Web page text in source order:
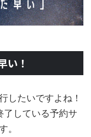
い！
したいですよね！
了している予約サ
。